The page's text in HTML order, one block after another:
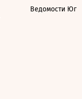
Ведомости Юг